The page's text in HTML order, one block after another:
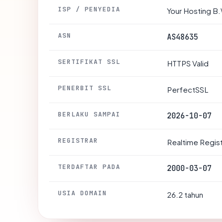
ISP / PENYEDIA Your Hosting
ASN AS48635
SERTIFIKAT SSL HTTPS Valid
PENERBIT SSL PerfectSSL
BERLAKU SAMPAI 2026-10-07
REGISTRAR Realtime
TERDAFTAR PADA 2000-03-07
USIA DOMAIN 26.2 tahun